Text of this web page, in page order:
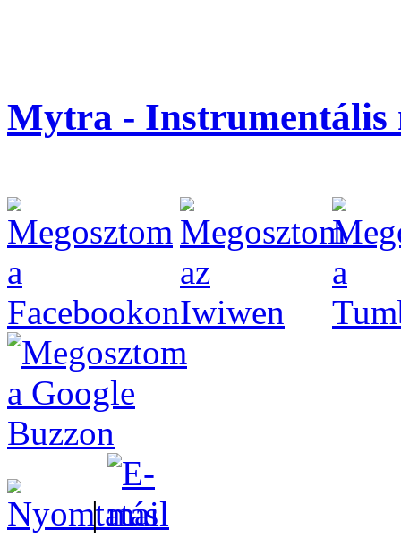
Mytra - Instrumentális
|